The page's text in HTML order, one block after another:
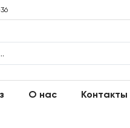
О нас Контакты